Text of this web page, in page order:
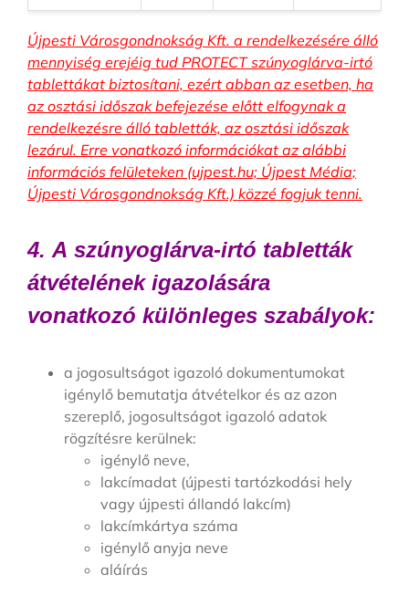
Újpesti Városgondnokság Kft. a rendelkezésére álló
mennyiség erejéig tud PROTECT szúnyoglárva-irtó
tablettákat biztosítani, ezért abban az esetben, ha
az osztási időszak befejezése előtt elfogynak a
rendelkezésre álló tabletták, az osztási időszak
lezárul. Erre vonatkozó információkat az alábbi
információs felületeken (ujpest.hu; Újpest Média;
Újpesti Városgondnokság Kft.) közzé fogjuk tenni.
4. A szúnyoglárva-irtó tabletták
átvételének igazolására
vonatkozó különleges szabályok:
a jogosultságot igazoló dokumentumokat
igénylő bemutatja átvételkor és az azon
szereplő, jogosultságot igazoló adatok
rögzítésre kerülnek:
igénylő neve,
lakcímadat (újpesti tartózkodási hely
vagy újpesti állandó lakcím)
lakcímkártya száma
igénylő anyja neve
aláírás